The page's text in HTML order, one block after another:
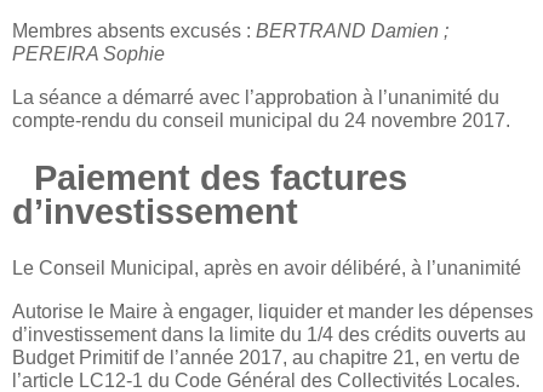
Membres absents excusés : BERTRAND Damien ;
PEREIRA Sophie
La séance a démarré avec l’approbation à l’unanimité du
compte-rendu du conseil municipal du 24 novembre 2017.
Paiement des factures
d’investissement
Le Conseil Municipal, après en avoir délibéré, à l’unanimité
Autorise le Maire à engager, liquider et mander les dépenses
d’investissement dans la limite du 1/4 des crédits ouverts au
Budget Primitif de l’année 2017, au chapitre 21, en vertu de
l’article LC12-1 du Code Général des Collectivités Locales.